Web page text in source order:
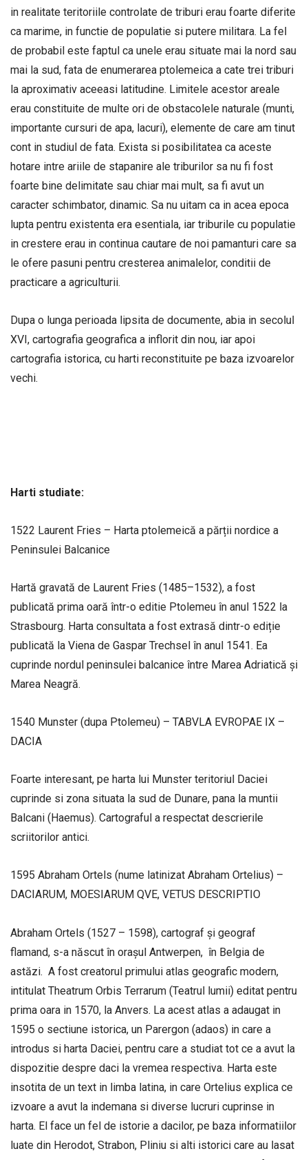
in realitate teritoriile controlate de triburi erau foarte diferite
ca marime, in functie de populatie si putere militara. La fel
de probabil este faptul ca unele erau situate mai la nord sau
mai la sud, fata de enumerarea ptolemeica a cate trei triburi
la aproximativ aceeasi latitudine. Limitele acestor areale
erau constituite de multe ori de obstacolele naturale (munti,
importante cursuri de apa, lacuri), elemente de care am tinut
cont in studiul de fata. Exista si posibilitatea ca aceste
hotare intre ariile de stapanire ale triburilor sa nu fi fost
foarte bine delimitate sau chiar mai mult, sa fi avut un
caracter schimbator, dinamic. Sa nu uitam ca in acea epoca
lupta pentru existenta era esentiala, iar triburile cu populatie
in crestere erau in continua cautare de noi pamanturi care sa
le ofere pasuni pentru cresterea animalelor, conditii de
practicare a agriculturii.
Dupa o lunga perioada lipsita de documente, abia in secolul
XVI, cartografia geografica a inflorit din nou, iar apoi
cartografia istorica, cu harti reconstituite pe baza izvoarelor
vechi.
Harti studiate:
1522 Laurent Fries – Harta ptolemeică a părții nordice a
Peninsulei Balcanice
Hartă gravată de Laurent Fries (1485–1532), a fost
publicată prima oară într-o editie Ptolemeu în anul 1522 la
Strasbourg. Harta consultata a fost extrasă dintr-o ediție
publicată la Viena de Gaspar Trechsel în anul 1541. Ea
cuprinde nordul peninsulei balcanice între Marea Adriatică și
Marea Neagră.
1540 Munster (dupa Ptolemeu) – TABVLA EVROPAE IX –
DACIA
Foarte interesant, pe harta lui Munster teritoriul Daciei
cuprinde si zona situata la sud de Dunare, pana la muntii
Balcani (Haemus). Cartograful a respectat descrierile
scriitorilor antici.
1595 Abraham Ortels (nume latinizat Abraham Ortelius) –
DACIARUM, MOESIARUM QVE, VETUS DESCRIPTIO
Abraham Ortels (1527 – 1598), cartograf și geograf
flamand, s-a născut în orașul Antwerpen, în Belgia de
astăzi. A fost creatorul primului atlas geografic modern,
intitulat Theatrum Orbis Terrarum (Teatrul lumii) editat pentru
prima oara in 1570, la Anvers. La acest atlas a adaugat in
1595 o sectiune istorica, un Parergon (adaos) in care a
introdus si harta Daciei, pentru care a studiat tot ce a avut la
dispozitie despre daci la vremea respectiva. Harta este
insotita de un text in limba latina, in care Ortelius explica ce
izvoare a avut la indemana si diverse lucruri cuprinse in
harta. El face un fel de istorie a dacilor, pe baza informatiilor
luate din Herodot, Strabon, Pliniu si alti istorici care au lasat